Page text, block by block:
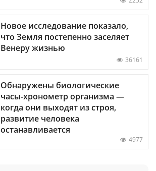
Новое исследование показало,
что Земля постепенно заселяет
Венеру жизнью
36161
Обнаружены биологические
часы-хронометр организма —
когда они выходят из строя,
развитие человека
останавливается
4977